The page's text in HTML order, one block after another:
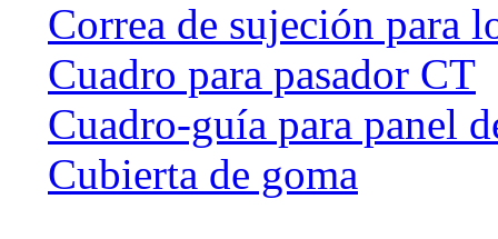
Correa de sujeción para
Cuadro para pasador CT
Cuadro-guía para panel
Cubierta de goma